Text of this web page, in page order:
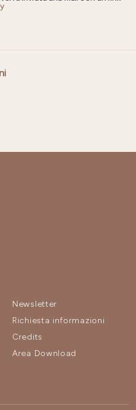
Newsletter
Richiesta informazioni
Credits
Area Download